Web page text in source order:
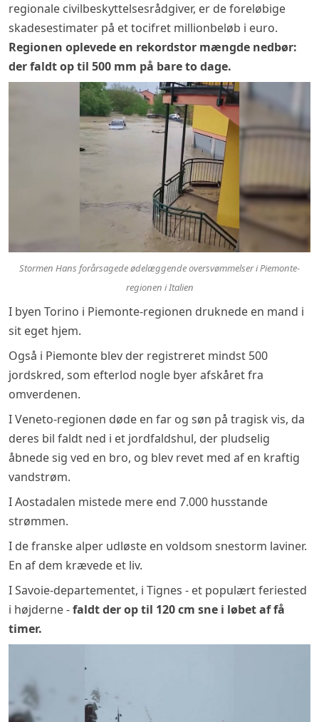
regionale civilbeskyttelsesrådgiver, er de foreløbige
skadesestimater på et tocifret millionbeløb i euro.
Regionen oplevede en rekordstor mængde nedbør:
der faldt op til 500 mm på bare to dage.
Stormen Hans forårsagede ødelæggende oversvømmelser i Piemonte-
regionen i Italien
I byen Torino i Piemonte-regionen druknede en mand i
sit eget hjem.
Også i Piemonte blev der registreret mindst 500
jordskred, som efterlod nogle byer afskåret fra
omverdenen.
I Veneto-regionen døde en far og søn på tragisk vis, da
deres bil faldt ned i et jordfaldshul, der pludselig
åbnede sig ved en bro, og blev revet med af en kraftig
vandstrøm.
I Aostadalen mistede mere end 7.000 husstande
strømmen.
I de franske alper udløste en voldsom snestorm laviner.
En af dem krævede et liv.
I Savoie-departementet, i Tignes - et populært feriested
i højderne -faldt der op til 120 cm sne i løbet af få
timer.